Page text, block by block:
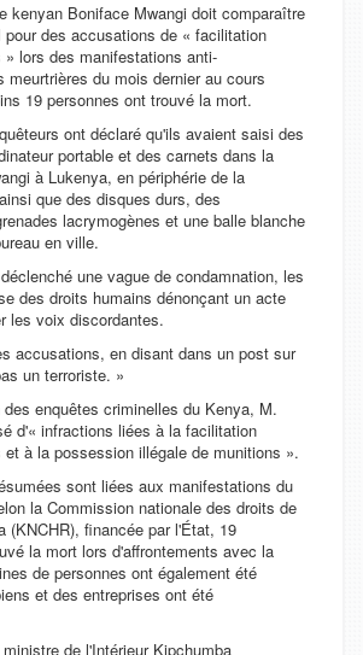
kenyan Boniface Mwangi doit comparaître
pour des accusations de « facilitation
lors des manifestations anti-
meurtrières du mois dernier au cours
19 personnes ont trouvé la mort.
ont déclaré qu'ils avaient saisi des
portable et des carnets dans la
à Lukenya, en périphérie de la
que des disques durs, des
lacrymogènes et une balle blanche
en ville.
une vague de condamnation, les
des droits humains dénonçant un acte
les voix discordantes.
accusations, en disant dans un post sur
un terroriste. »
enquêtes criminelles du Kenya, M.
d'« infractions liées à la facilitation
à la possession illégale de munitions ».
sont liées aux manifestations du
la Commission nationale des droits de
(KNCHR), financée par l'État, 19
la mort lors d'affrontements avec la
de personnes ont également été
et des entreprises ont été
de l'Intérieur Kipchumba